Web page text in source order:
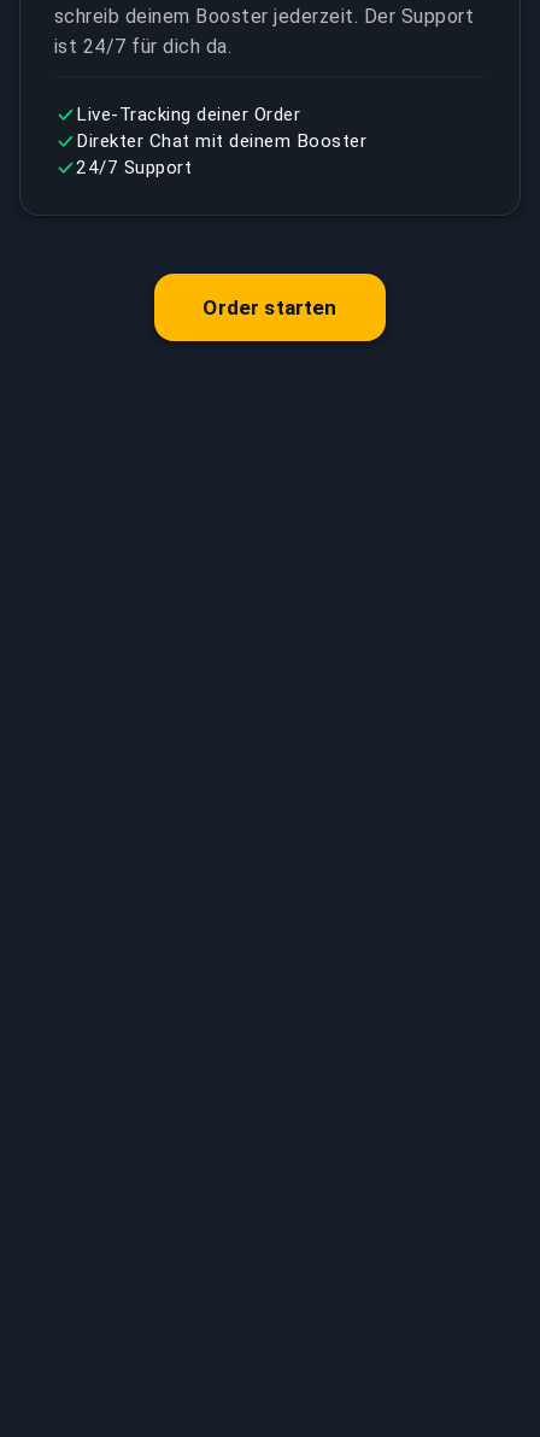
schreib deinem Booster jederzeit. Der Support
ist 24/7 für dich da.
Live-Tracking deiner Order
Direkter Chat mit deinem Booster
24/7 Support
Order starten